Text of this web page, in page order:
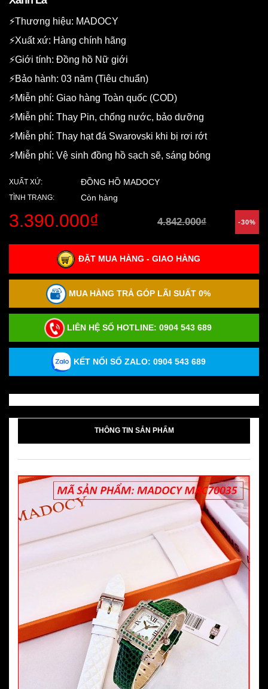
⚡️Thương hiệu: MADOCY
⚡️Xuất xứ: Hàng chính hãng
⚡️Giới tính: Đồng hồ Nữ giới
⚡️Bảo hành: 03 năm (Tiêu chuẩn)
⚡️Miễn phí: Giao hàng Toàn quốc (COD)
⚡️Miễn phí: Thay Pin, chống nước, bảo dưỡng
⚡️Miễn phí: Thay hạt đá Swarovski khi bị rơi rớt
⚡️Miễn phí: Vệ sinh đồng hồ sạch sẽ, sáng bóng
XUẤT XỨ: ĐỒNG HỒ MADOCY
TÌNH TRẠNG: Còn hàng
3.390.000₫ 4.842.000₫ -30%
ĐẶT MUA HÀNG - GIAO HÀNG
MUA HÀNG TRẢ GÓP LÃI SUẤT 0%
LIÊN HỆ SỐ HOTLINE: 0904 543 689
KẾT NỐI SỐ ZALO: 0904 543 689
THÔNG TIN SẢN PHẨM